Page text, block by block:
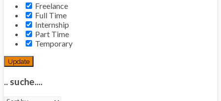
Freelance
Full Time
Internship
Part Time
Temporary
Update
.. suche....